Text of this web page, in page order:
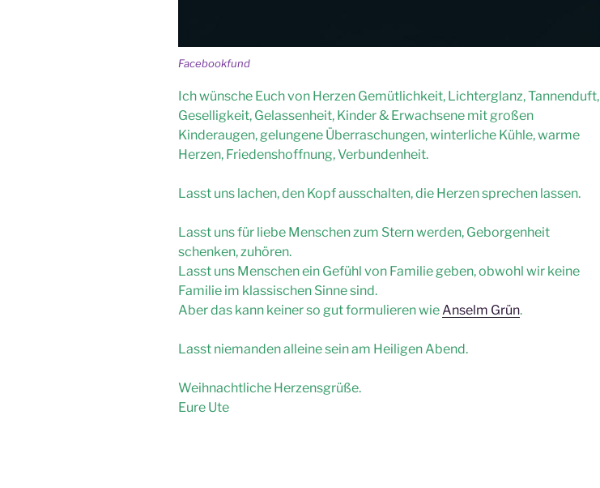
Facebookfund
Ich wünsche Euch von Herzen Gemütlichkeit, Lichterglanz, Tannenduft,
Geselligkeit, Gelassenheit, Kinder & Erwachsene mit großen
Kinderaugen, gelungene Überraschungen, winterliche Kühle, warme
Herzen, Friedenshoffnung, Verbundenheit.
Lasst uns lachen, den Kopf ausschalten, die Herzen sprechen lassen.
Lasst uns für liebe Menschen zum Stern werden, Geborgenheit
schenken, zuhören.
Lasst uns Menschen ein Gefühl von Familie geben, obwohl wir keine
Familie im klassischen Sinne sind.
Aber das kann keiner so gut formulieren wieAnselm Grün.
Lasst niemanden alleine sein am Heiligen Abend.
Weihnachtliche Herzensgrüße.
Eure Ute